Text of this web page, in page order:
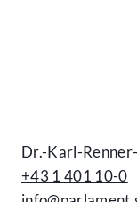
Dr.-Karl-
+43 1 401 10-0